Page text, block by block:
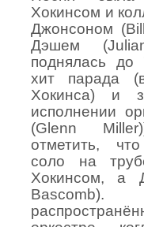
Хокинсом и
Джонсоном (Bill
Дэшем (
поднялась до
хит парада
Хокинса) и
исполнении
(Glenn
отметить,
соло на
Хокинсом, а
Bascomb).